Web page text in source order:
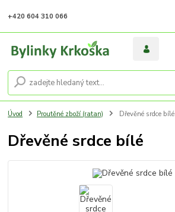
+420 604 310 066
Úvod Proutěné zboží (ratan) Dřevěné srdce bílé
Dřevěné srdce bílé